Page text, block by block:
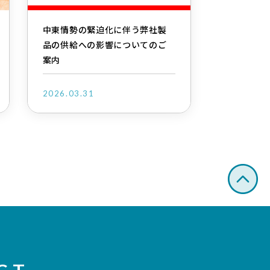
中東情勢の緊迫化に伴う弊社製
品の供給への影響についてのご
案内
2026.03.31